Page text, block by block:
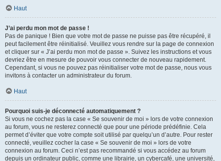
Haut
J’ai perdu mon mot de passe !
Pas de panique ! Bien que votre mot de passe ne puisse pas être récupéré, il
peut facilement être réinitialisé. Veuillez vous rendre sur la page de connexion
et cliquer sur « J’ai perdu mon mot de passe ». Suivez les instructions et vous
devriez être en mesure de pouvoir vous connecter de nouveau rapidement.
Cependant, si vous ne pouvez pas réinitialiser votre mot de passe, nous vous
invitons à contacter un administrateur du forum.
Haut
Pourquoi suis-je déconnecté automatiquement ?
Si vous ne cochez pas la case « Se souvenir de moi » lors de votre connexion
au forum, vous ne resterez connecté que pour une période prédéfinie. Cela
permet d’éviter que votre compte soit utilisé par quelqu’un d’autre. Pour rester
connecté, veuillez cocher la case « Se souvenir de moi » lors de votre
connexion au forum. Ceci n’est pas recommandé si vous accédez au forum
depuis un ordinateur public, comme une librairie, un cybercafé, une université,